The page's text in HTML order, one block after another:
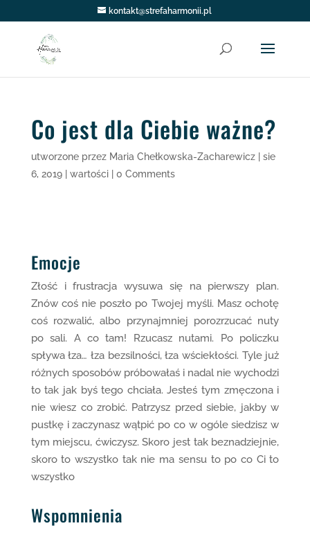
kontakt@strefaharmonii.pl
Co jest dla Ciebie ważne?
utworzone przez Maria Chełkowska-Zacharewicz| sie
6, 2019| wartości| 0 Comments
Emocje
Złość i frustracja wysuwa się na pierwszy plan.
Znów coś nie poszło po Twojej myśli. Masz ochotę
coś rozwalić, albo przynajmniej porozrzucać nuty
po sali. A co tam! Rzucasz nutami. Po policzku
spływa łza… łza bezsilności, łza wściekłości. Tyle już
różnych sposobów próbowałaś i nadal nie wychodzi
to tak jak byś tego chciała. Jesteś tym zmęczona i
nie wiesz co zrobić. Patrzysz przed siebie, jakby w
pustkę i zaczynasz wątpić po co w ogóle siedzisz w
tym miejscu, ćwiczysz. Skoro jest tak beznadziejnie,
skoro to wszystko tak nie ma sensu to po co Ci to
wszystko
Wspomnienia